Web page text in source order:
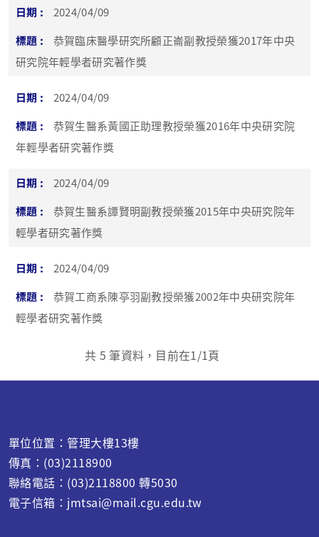
2024/04/09
恭賀臨床醫學研究所顧正崙副教授榮獲2017年中央
研究院年輕學者研究著作獎
2024/04/09
恭賀生醫系黃國正助理教授榮獲2016年中央研究院
年輕學者研究著作獎
2024/04/09
恭賀生醫系譚賢明副教授榮獲2015年中央研究院年
輕學者研究著作獎
2024/04/09
恭賀工商系陳亭羽副教授榮獲2002年中央研究院年
輕學者研究著作獎
共 5 筆資料，目前在1/1頁
單位位置：管理大樓13樓
傳真：(03)2118900
聯絡電話：(03)2118800 轉5030
電子信箱：jmtsai@mail.cgu.edu.tw